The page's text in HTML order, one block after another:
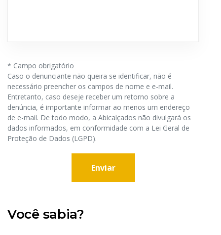
* Campo obrigatório
Caso o denunciante não queira se identificar, não é
necessário preencher os campos de nome e e-mail.
Entretanto, caso deseje receber um retorno sobre a
denúncia, é importante informar ao menos um endereço
de e-mail. De todo modo, a Abicalçados não divulgará os
dados informados, em conformidade com a Lei Geral de
Proteção de Dados (LGPD).
Enviar
Você sabia?